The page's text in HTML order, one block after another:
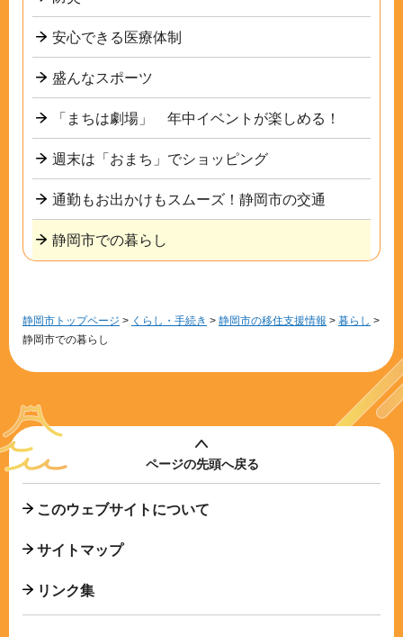
安心できる医療体制
盛んなスポーツ
「まちは劇場」 年中イベントが楽しめる！
週末は「おまち」でショッピング
通勤もお出かけもスムーズ！静岡市の交通
静岡市での暮らし
静岡市トップページ > くらし・手続き > 静岡市の移住支援情報 > 暮らし >
静岡市での暮らし
ページの先頭へ戻る
このウェブサイトについて
サイトマップ
リンク集